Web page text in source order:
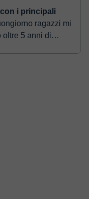
i principali